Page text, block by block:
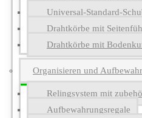
Universal-Standard-
Drahtkörbe mit
Drahtkörbe mit
Organisieren und
Relingsystem mit
Aufbewahrungsregale